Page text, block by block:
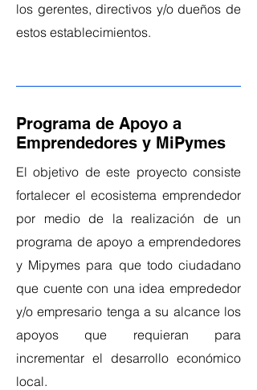
los gerentes, directivos y/o dueños de
estos establecimientos.
Programa de Apoyo a
Emprendedores y MiPymes
El objetivo de este proyecto consiste
fortalecer el ecosistema emprendedor
por medio de la realización de un
programa de apoyo a emprendedores
y Mipymes para que todo ciudadano
que cuente con una idea emprededor
y/o empresario tenga a su alcance los
apoyos que requieran para
incrementar el desarrollo económico
local.